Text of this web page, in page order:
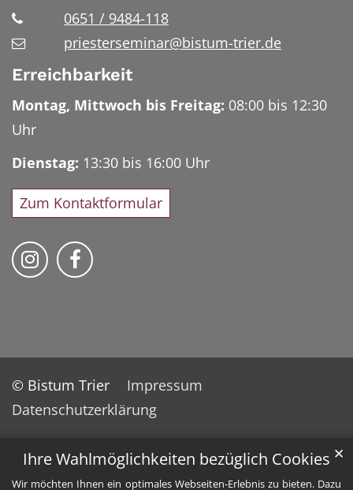
Ihre Wahlmöglichkeiten bezüglich Cookies
Wir möchten Ihnen ein optimales Webseiten-Erlebnis zu bieten. Dazu
✕
0651 / 9484-118
priesterseminar@bistum-trier.de
Erreichbarkeit
Montag, Mittwoch bis Freitag: 08:00 bis 12:30
Uhr
Dienstag: 13:30 bis 16:00 Uhr
Zum Kontaktformular
Bischöfliches Priesterseminar auf
Bischöfliches Priesterseminar auf
© Bistum Trier
Impressum
Datenschutzerklärung